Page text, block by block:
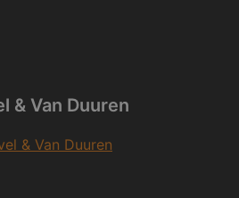
& Van Duuren
& Van Duuren